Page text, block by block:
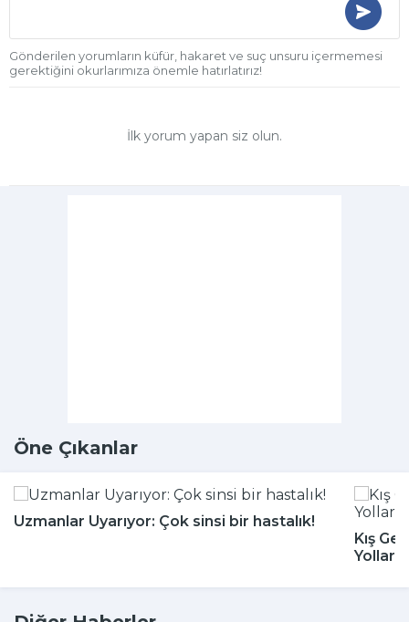
Gönderilen yorumların küfür, hakaret ve suç unsuru içermemesi
gerektiğini okurlarımıza önemle hatırlatırız!
İlk yorum yapan siz olun.
Öne Çıkanlar
Uzmanlar Uyarıyor: Çok sinsi bir hastalık!
Kış
Yolları